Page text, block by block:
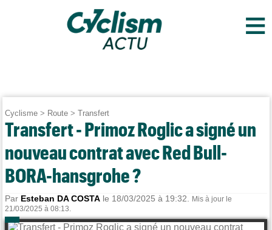
≡
Cyclisme > Route >Transfert
Transfert - Primoz Roglic a signé un
nouveau contrat avec Red Bull-
BORA-hansgrohe ?
Par Esteban DA COSTA le 18/03/2025 à 19:32.
Mis à jour le
21/03/2025 à 08:13.